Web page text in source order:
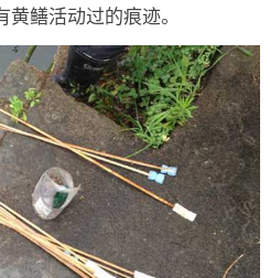
鳝活动过的痕迹。